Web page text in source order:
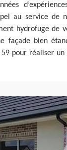
au service de
hydrofuge de
façade bien
pour réaliser